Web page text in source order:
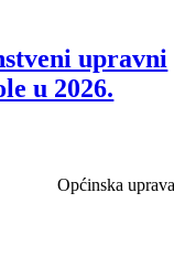
upravni
u 2026.
Općinska uprava